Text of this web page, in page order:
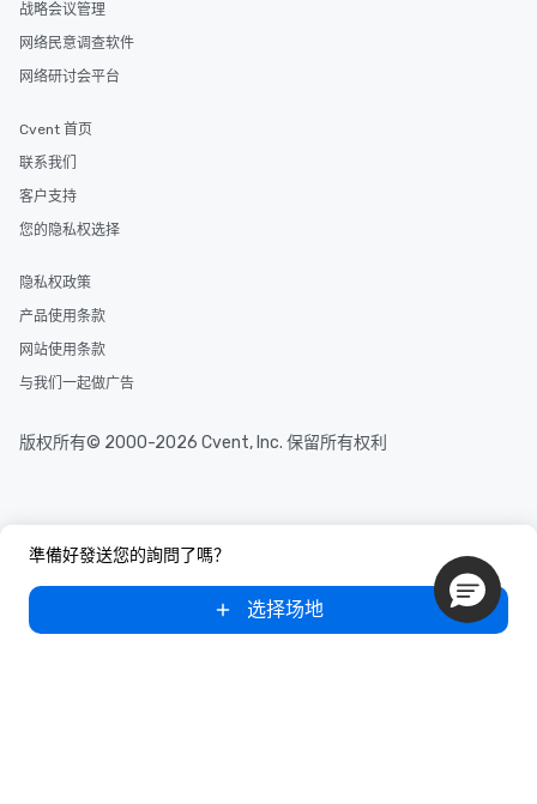
準備好發送您的詢問了嗎？
选择场地
战略会议管理
网络民意调查软件
网络研讨会平台
Cvent 首页
联系我们
客户支持
您的隐私权选择
隐私权政策
产品使用条款
网站使用条款
与我们一起做广告
版权所有© 2000-2026 Cvent, Inc. 保留所有权利